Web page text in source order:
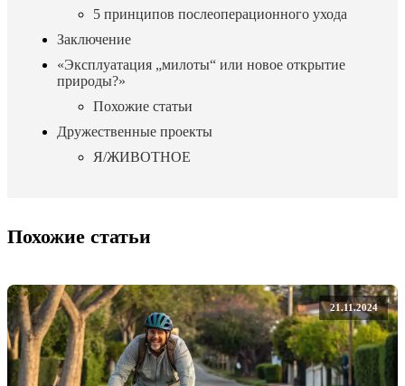
5 принципов послеоперационного ухода
Заключение
«Эксплуатация „милоты“ или новое открытие
природы?»
Похожие статьи
Дружественные проекты
Я/ЖИВОТНОЕ
Похожие статьи
21.11.2024